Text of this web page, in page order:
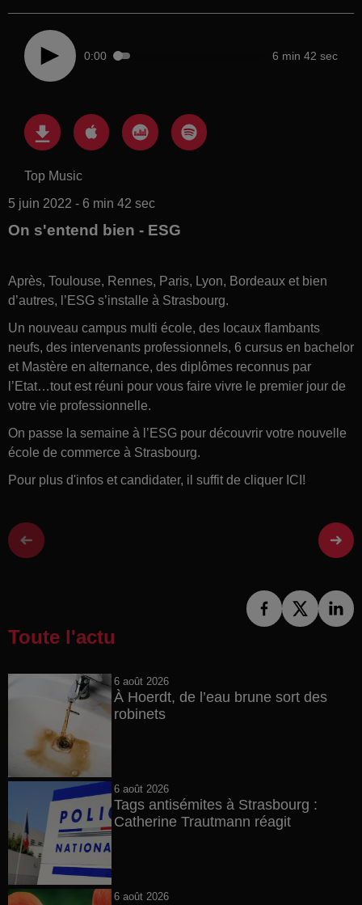
0:00 6 min 42 sec
Top Music
5 juin 2022 - 6 min 42 sec
On s'entend bien - ESG
Après, Toulouse, Rennes, Paris, Lyon, Bordeaux et bien
d’autres, l’ESG s’installe à Strasbourg.
Un nouveau campus multi école, des locaux flambants
neufs, des intervenants professionnels, 6 cursus en bachelor
et Mastère en alternance, des diplômes reconnus par
l’Etat…tout est réuni pour vous faire vivre le premier jour de
votre vie professionnelle.
On passe la semaine à l’ESG pour découvrir votre nouvelle
école de commerce à Strasbourg.
Pour plus d'infos et candidater, il suffit de cliquer ICI!
Toute l'actu
6 août 2026
À Hoerdt, de l’eau brune sort des
robinets
6 août 2026
Tags antisémites à Strasbourg :
Catherine Trautmann réagit
6 août 2026